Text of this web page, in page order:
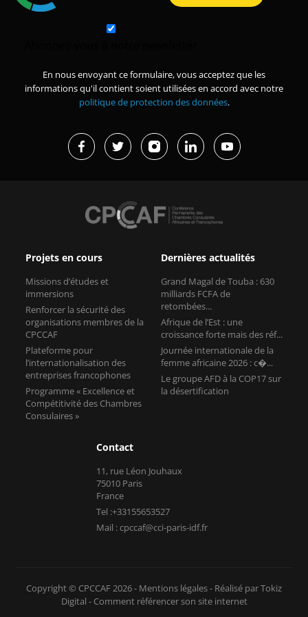
En nous envoyant ce formulaire, vous acceptez que les
informations qu'il contient soient utilisées en accord avec notre
politique de protection des données.
Projets en cours
Missions d’études et
immersions
Renforcer la sécurité des
organisations membres de la
CPCCAF
Plateforme pour
l’internationalisation des
entreprises francophones
Programme « Excellence et
Compétitivité des Chambres
Consulaires »
Dernières actualités
Grand Magal de Touba : 630
milliards FCFA de
retombées...
Afrique de l’Est : une
croissance forte mais des réf...
Journée internationale de la
femme africaine 2026 : c�...
Le groupe AFD à la COP17 sur
la désertification
Contact
11, rue Léon Jouhaux
75010 Paris
France
Tel :+33155653527
Mail : cpccaf@cci-paris-idf.fr
Copyright © CPCCAF 2026 - Mentions légales- Réalisé par Tokiz
Digital - Comment référencer son site internet